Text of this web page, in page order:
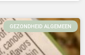
GEZONDHEID ALGEMEEN